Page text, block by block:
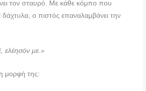
τον σταυρό. Με κάθε κόμπο που
ο πιστός επαναλαμβάνει την
ελέησόν με.»
μορφή της: